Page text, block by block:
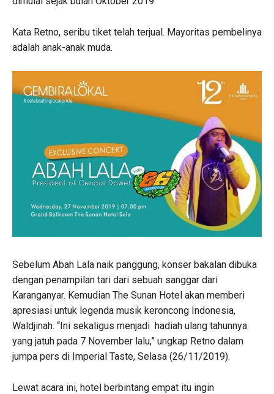
Kata Retno, seribu tiket telah terjual. Mayoritas pembelinya
adalah anak-anak muda.
Sebelum Abah Lala naik panggung, konser bakalan dibuka
dengan penampilan tari dari sebuah sanggar dari
Karanganyar. Kemudian The Sunan Hotel akan memberi
apresiasi untuk legenda musik keroncong Indonesia,
Waldjinah. “Ini sekaligus menjadi hadiah ulang tahunnya
yang jatuh pada 7 November lalu,” ungkap Retno dalam
jumpa pers di Imperial Taste, Selasa (26/11/2019).
Lewat acara ini, hotel berbintang empat itu ingin